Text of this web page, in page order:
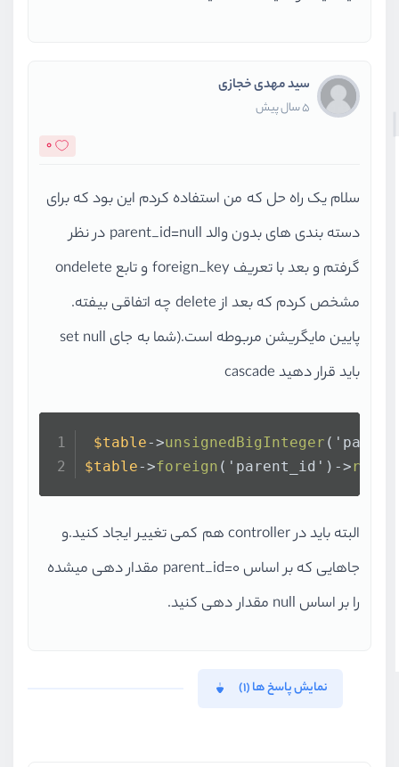
سید مهدی خجازی
5 سال پیش
0
سلام یک راه حل که من استفاده کردم این بود که برای
دسته بندی های بدون والد parent_id=null در نظر
گرفتم و بعد با تعریف foreign_key و تابع ondelete
مشخص کردم که بعد از delete چه اتفاقی بیفته.
پایین مایگریشن مربوطه است.(شما به جای set null
باید قرار دهید cascade
$table->unsignedBigInteger
$table->foreign ('parent_id')->
البته باید در controller هم کمی تغییر ایجاد کنید.و
جاهایی که بر اساس parent_id=0 مقدار دهی میشده
را بر اساس null مقدار دهی کنید.
نمایش پاسخ ها (1)